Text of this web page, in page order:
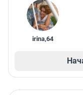
irina,64